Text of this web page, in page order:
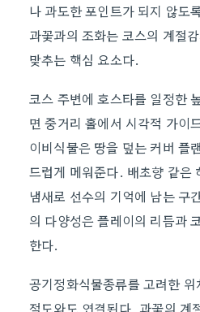
나 과도한 포인트가 되지 않도
과꽃과의 조화는 코스의 계절
맞추는 핵심 요소다.
코스 주변에 호스타를 일정한
면 중거리 홀에서 시각적 가이
이비식물은 땅을 덮는 커버 플
드럽게 메워준다. 배초향 같은
냄새로 선수의 기억에 남는 구
의 다양성은 플레이의 리듬과
한다.
공기정화식물종류를 고려한
적도와도 연결된다. 과꽃의 계